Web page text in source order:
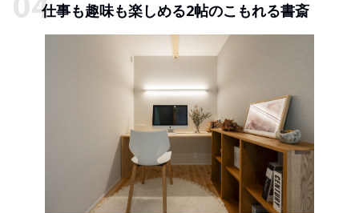
仕事も趣味も楽しめる2帖のこもれる書斎